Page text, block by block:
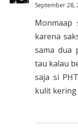
September 28,
Monmaap
karena
sama dua
tau kalau
saja si
kulit kering